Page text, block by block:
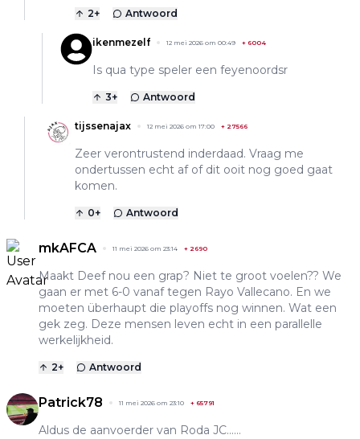
2+ Antwoord
ikenmezelf 12 mei 2026 om 00:49 + 6004
Is qua type speler een feyenoordsr
3+ Antwoord
tijssenajax 12 mei 2026 om 17:00 + 27566
Zeer verontrustend inderdaad. Vraag me
ondertussen echt af of dit ooit nog goed gaat
komen.
0+ Antwoord
mkAFCA 11 mei 2026 om 23:14 + 2690
Maakt Deef nou een grap? Niet te groot voelen?? We
gaan er met 6-0 vanaf tegen Rayo Vallecano. En we
moeten überhaupt die playoffs nog winnen. Wat een
gek zeg. Deze mensen leven echt in een parallelle
werkelijkheid.
2+ Antwoord
Patrick78 11 mei 2026 om 23:10 + 65791
Aldus de aanvoerder van Roda JC……